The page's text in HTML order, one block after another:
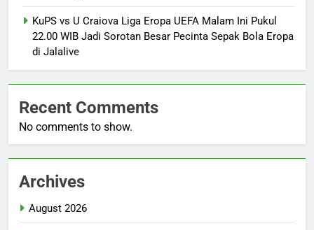
KuPS vs U Craiova Liga Eropa UEFA Malam Ini Pukul
22.00 WIB Jadi Sorotan Besar Pecinta Sepak Bola Eropa
di Jalalive
Recent Comments
No comments to show.
Archives
August 2026